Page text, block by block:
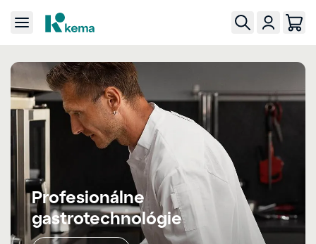
Profesionálne
gastrotechnológie